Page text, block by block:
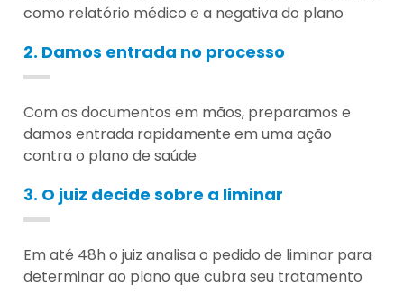
como relatório médico e a negativa do plano
2. Damos entrada no processo
Com os documentos em mãos, preparamos e
damos entrada rapidamente em uma ação
contra o plano de saúde
3. O juiz decide sobre a liminar
Em até 48h o juiz analisa o pedido de liminar para
determinar ao plano que cubra seu tratamento